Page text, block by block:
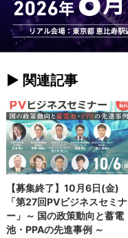
► 関連記事
【募集終了】10月6日(金)
「第27回PVビジネスセミナ
ー」～ 国の政策動向と蓄電
池・PPAの先進事例 ～